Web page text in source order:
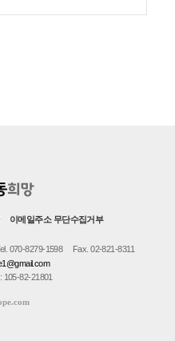
이메일주소 무단수집거부
070-8279-1598
Fax. 02-821-8311
82-21801